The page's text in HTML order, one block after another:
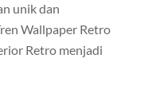
unik dan
Wallpaper Retro
Retro menjadi